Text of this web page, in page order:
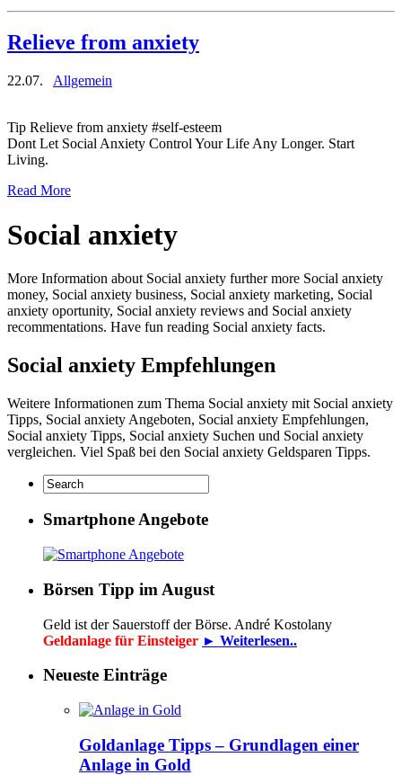
Relieve from anxiety
22.07. Allgemein
Tip Relieve from anxiety #self-esteem
Dont Let Social Anxiety Control Your Life Any Longer. Start
Living.
Read More
Social anxiety
More Information about Social anxiety further more Social anxiety
money, Social anxiety business, Social anxiety marketing, Social
anxiety oportunity, Social anxiety reviews and Social anxiety
recommentations. Have fun reading Social anxiety facts.
Social anxiety Empfehlungen
Weitere Informationen zum Thema Social anxiety mit Social anxiety
Tipps, Social anxiety Angeboten, Social anxiety Empfehlungen,
Social anxiety Tipps, Social anxiety Suchen und Social anxiety
vergleichen. Viel Spaß bei den Social anxiety Geldsparen Tipps.
Smartphone Angebote
Börsen Tipp im August
Geld ist der Sauerstoff der Börse. André Kostolany
Geldanlage für Einsteiger ► Weiterlesen..
Neueste Einträge
Goldanlage Tipps – Grundlagen einer
Anlage in Gold